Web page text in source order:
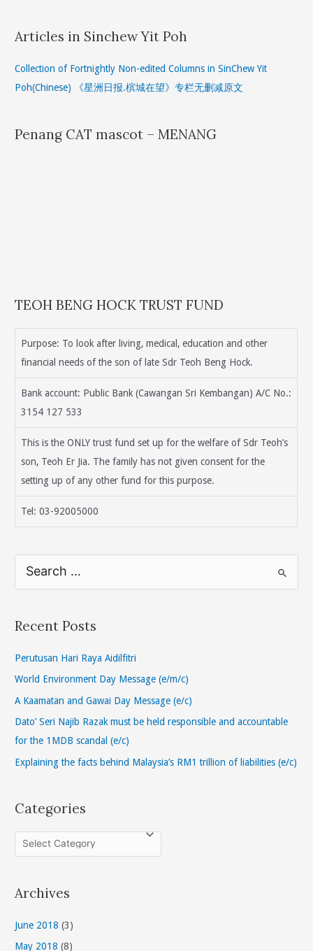
Articles in Sinchew Yit Poh
Collection of Fortnightly Non-edited Columns in SinChew Yit
Poh(Chinese) 《星洲日报.槟城在望》专栏无删减原文
Penang CAT mascot – MENANG
TEOH BENG HOCK TRUST FUND
Purpose: To look after living, medical, education and other
financial needs of the son of late Sdr Teoh Beng Hock.
Bank account: Public Bank (Cawangan Sri Kembangan) A/C No.:
3154 127 533
This is the ONLY trust fund set up for the welfare of Sdr Teoh’s
son, Teoh Er Jia. The family has not given consent for the
setting up of any other fund for this purpose.
Tel: 03-92005000
r
h
f
o
Recent Posts
Perutusan Hari Raya Aidilfitri
World Environment Day Message (e/m/c)
A Kaamatan and Gawai Day Message (e/c)
Dato’ Seri Najib Razak must be held responsible and accountable
for the 1MDB scandal (e/c)
Explaining the facts behind Malaysia’s RM1 trillion of liabilities (e/c)
Categories
a
e
o
Archives
June 2018 (3)
May 2018 (8)